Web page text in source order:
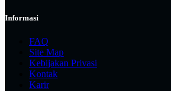
Informasi
FAQ
Site Map
Kebijakan Privasi
Kontak
Karir